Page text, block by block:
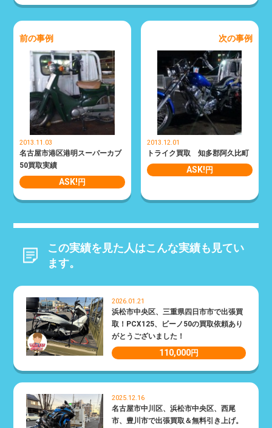
前の事例
2013.11.03
名古屋市港区港明スーパーカブ
50買取実績
ASK! 円
次の事例
2013.12.01
トライク買取 知多郡阿久比町
ASK! 円
この実績を見た人はこんな実績も見てい
ます。
2026.01.21
浜松市中央区、三重県四日市市で出張買
取！PCX125、ビーノ50の買取依頼あり
がとうございました！
110,000円
2025.12.16
名古屋市中川区、浜松市中央区、西尾
市、豊川市で出張買取＆無料引き上げ。